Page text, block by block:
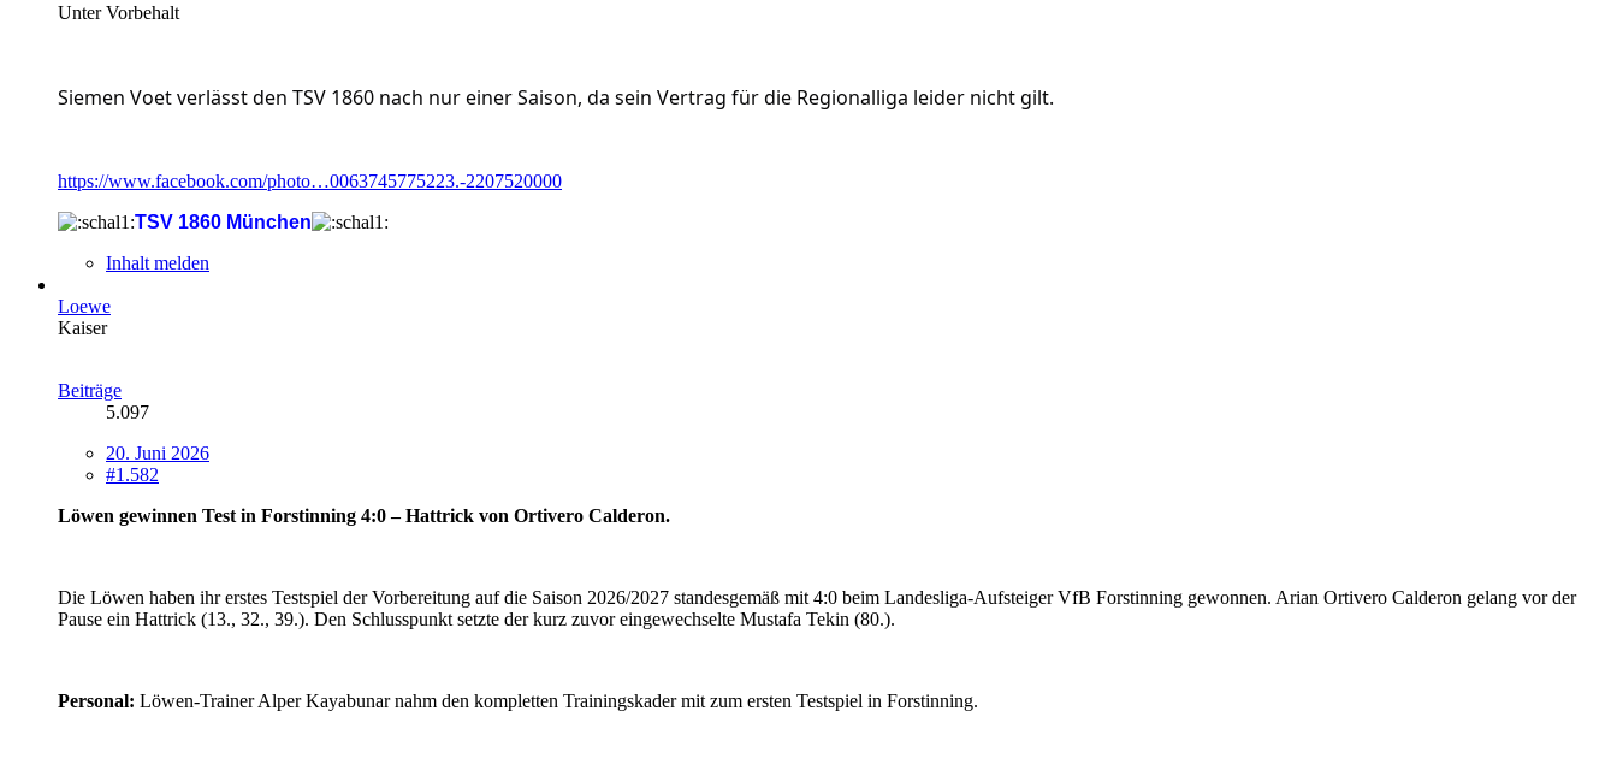
Unter Vorbehalt
Siemen Voet verlässt den TSV 1860 nach nur einer Saison, da sein Vertrag für die Regionalliga leider nicht gilt.
https://www.facebook.com/photo…0063745775223.-2207520000
TSV 1860 München
Inhalt melden
Loewe
Kaiser
Beiträge
5.097
20. Juni 2026
#1.582
Löwen gewinnen Test in Forstinning 4:0 – Hattrick von Ortivero Calderon.
Die Löwen haben ihr erstes Testspiel der Vorbereitung auf die Saison 2026/2027 standesgemäß mit 4:0 beim Landesliga-Aufsteiger VfB Forstinning gewonnen. Arian Ortivero Calderon gelang vor der
Pause ein Hattrick (13., 32., 39.). Den Schlusspunkt setzte der kurz zuvor eingewechselte Mustafa Tekin (80.).
Personal: Löwen-Trainer Alper Kayabunar nahm den kompletten Trainingskader mit zum ersten Testspiel in Forstinning.